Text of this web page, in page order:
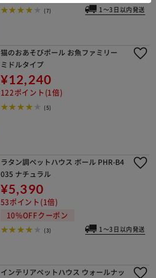
(7) 1～3日以内発送
猫のおあそびポール お魚ファミリー
ミドルタイプ
¥12,240
122ポイント(1倍)
(5)
ラタン調ペットハウス ボール PHR-B4
035 ナチュラル
¥5,390
53ポイント(1倍)
10%OFFクーポン
(3) 1～3日以内発送
インテリアペットハウス ウォールナッ